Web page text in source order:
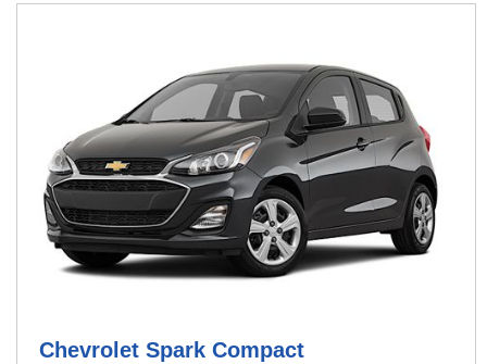
Chevrolet Spark Compact